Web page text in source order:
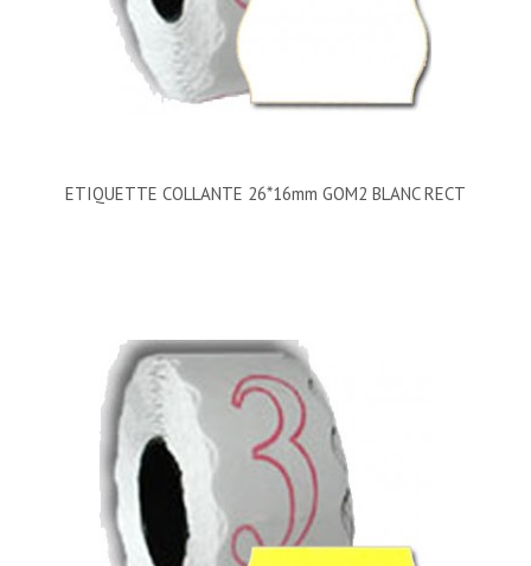
ETIQUETTE COLLANTE 26*16mm GOM2 BLANC RECT